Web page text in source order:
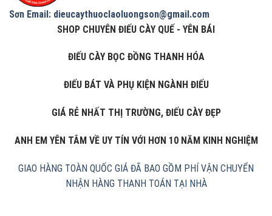
Sơn Email: dieucaythuoclaoluongson@gmail.com
SHOP CHUYÊN ĐIẾU CÀY QUẾ - YÊN BÁI
ĐIẾU CÀY BỌC ĐỒNG THANH HÓA
ĐIẾU BÁT VÀ PHỤ KIỆN NGÀNH ĐIẾU
GIÁ RẺ NHẤT THỊ TRƯỜNG, ĐIẾU CÀY ĐẸP
ANH EM YÊN TÂM VỀ UY TÍN VỚI HƠN 10 NĂM KINH NGHIỆM
GIAO HÀNG TOÀN QUỐC GIÁ ĐÃ BAO GỒM PHÍ VẬN CHUYỂN
NHẬN HÀNG THANH TOÁN TẠI NHÀ